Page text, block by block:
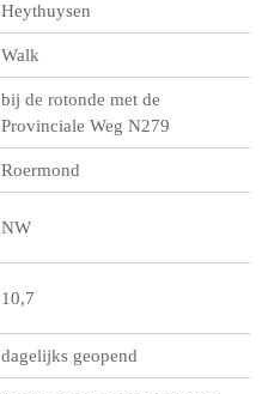
Heythuysen
Walk
bij de rotonde met de
Provinciale Weg N279
Roermond
NW
10,7
dagelijks geopend